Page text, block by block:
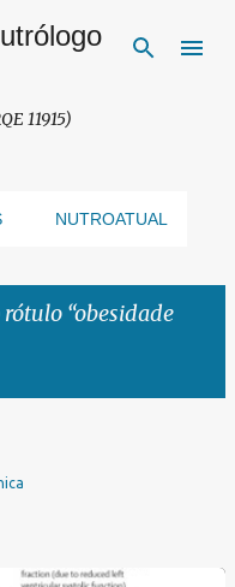
principal
11915)
NUTROATUAL
rótulo obesidade